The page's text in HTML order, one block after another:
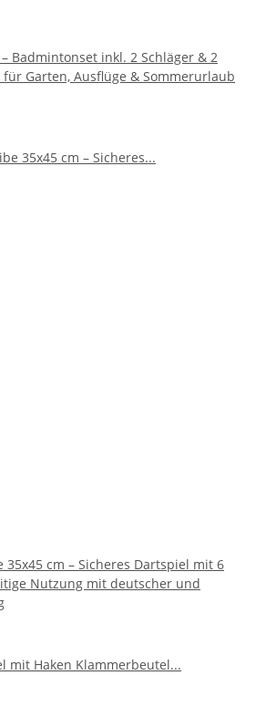
Badmintonset inkl. 2 Schläger & 2
Garten, Ausflüge & Sommerurlaub
cm – Sicheres Dartspiel mit 6
Nutzung mit deutscher und